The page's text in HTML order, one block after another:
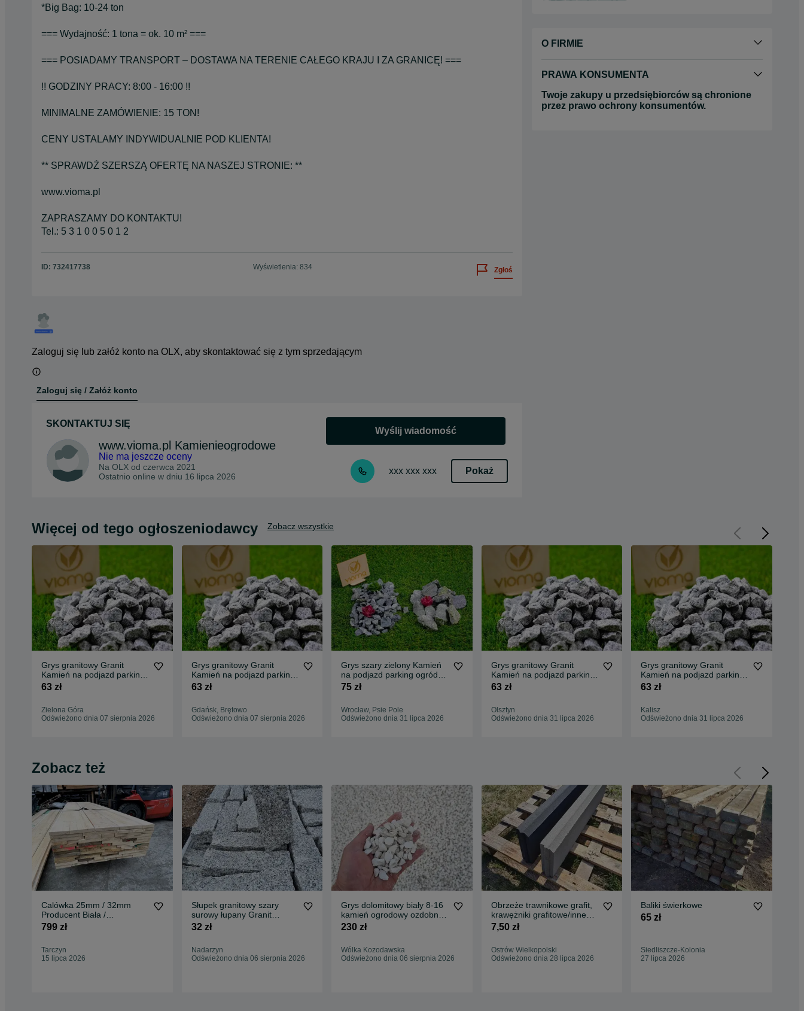
*Big Bag: 10-24 ton
=== Wydajność: 1 tona = ok. 10 m² ===
=== POSIADAMY TRANSPORT – DOSTAWA NA TERENIE CAŁEGO KRAJU I ZA GRANICĘ! ===
!! GODZINY PRACY: 8:00 - 16:00 !!
MINIMALNE ZAMÓWIENIE: 15 TON!
CENY USTALAMY INDYWIDUALNIE POD KLIENTA!
** SPRAWDŹ SZERSZĄ OFERTĘ NA NASZEJ STRONIE: **
www.vioma.pl
ZAPRASZAMY DO KONTAKTU!
Tel.: 5 3 1 0 0 5 0 1 2
ID: 732417738 Wyświetlenia: 834 Zgłoś
Zaloguj się lub załóż konto na OLX, aby skontaktować się z tym sprzedającym
Zaloguj się / Załóż konto
SKONTAKTUJ SIĘ
www.vioma.pl Kamienieogrodowe
Nie ma jeszcze oceny
Na OLX od czerwca 2021
Ostatnio online w dniu 16 lipca 2026
Wyślij wiadomość
xxx xxx xxx Pokaż
O FIRMIE
PRAWA KONSUMENTA
Twoje zakupy u przedsiębiorców są chronione
przez prawo ochrony konsumentów.
Więcej od tego ogłoszeniodawcy Zobacz wszystkie
Grys granitowy Granit
Kamień na podjazd parking
ogród Transport Tanio
63 zł
Zielona Góra
Odświeżono dnia 07 sierpnia 2026
Grys granitowy Granit
Kamień na podjazd parking
ogród Transport Tanio
63 zł
Gdańsk, Brętowo
Odświeżono dnia 07 sierpnia 2026
Grys szary zielony Kamień
na podjazd parking ogród
Transport Tanio
75 zł
Wrocław, Psie Pole
Odświeżono dnia 31 lipca 2026
Grys granitowy Granit
Kamień na podjazd parking
ogród Transport Tanio
63 zł
Olsztyn
Odświeżono dnia 31 lipca 2026
Grys granitowy Granit
Kamień na podjazd parking
ogród Transport Tanio
63 zł
Kalisz
Odświeżono dnia 31 lipca 2026
Zobacz też
Calówka 25mm / 32mm
Producent Biała /
Impregnowana
799 zł
Tarczyn
15 lipca 2026
Słupek granitowy szary
surowy łupany Granit
murowy Kamień murowy
32 zł
Nadarzyn
Odświeżono dnia 06 sierpnia 2026
Grys dolomitowy biały 8-16
kamień ogrodowy ozdobny
dekoracyjny
230 zł
Wólka Kozodawska
Odświeżono dnia 06 sierpnia 2026
Obrzeże trawnikowe grafit,
krawężniki grafitowe/inne
kolory PRODUCENT
7,50 zł
Ostrów Wielkopolski
Odświeżono dnia 28 lipca 2026
Baliki świerkowe
65 zł
Siedliszcze-Kolonia
27 lipca 2026